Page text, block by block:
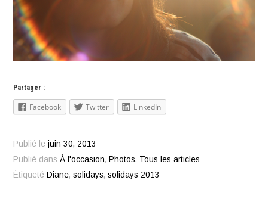
Partager :
Facebook Twitter LinkedIn
Publié lejuin 30, 2013
Publié dansÀ l'occasion, Photos, Tous les articles
Étiqueté Diane,solidays,solidays 2013